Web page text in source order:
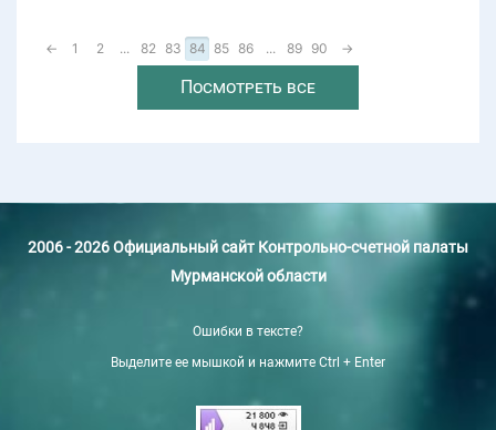
← 1 2 ... 82 83 84 85 86 ... 89 90 →
Посмотреть все
2006 - 2026 Официальный сайт Контрольно-счетной палаты
Мурманской области
Ошибки в тексте?
Выделите ее мышкой и нажмите Ctrl + Enter